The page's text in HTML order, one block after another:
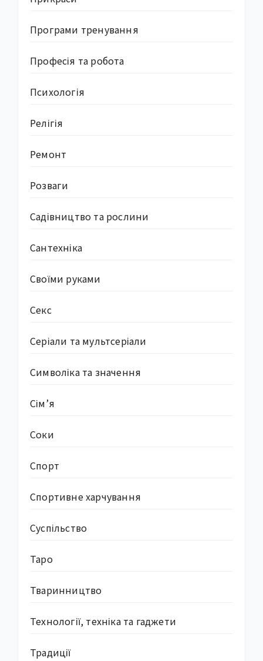
Програми тренування
Професія та робота
Психологія
Релігія
Ремонт
Розваги
Садівництво та рослини
Сантехніка
Своїми руками
Секс
Серіали та мультсеріали
Символіка та значення
Сім’я
Соки
Спорт
Спортивне харчування
Суcпільство
Таро
Тваринництво
Технології, техніка та гаджети
Традиції